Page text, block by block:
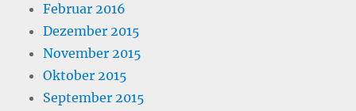
Februar 2016
Dezember 2015
November 2015
Oktober 2015
September 2015